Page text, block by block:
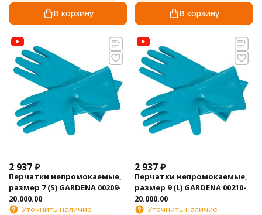
В корзину В корзину
2 937₽
Перчатки непромокаемые,
размер 7 (S) GARDENA 00209-
20.000.00
Уточнить наличие
2 937₽
Перчатки непромокаемые,
размер 9 (L) GARDENA 00210-
20.000.00
Уточнить наличие